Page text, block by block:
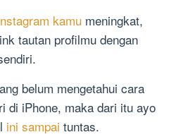
kamu meningkat,
tautan profilmu dengan
belum mengetahui cara
di iPhone, maka dari itu ayo
ini sampai tuntas.